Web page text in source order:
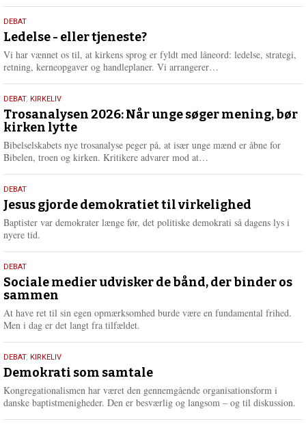
e
r
e
10.
juni
2026
DEBAT
Ledelse - eller tjeneste?
Vi har vænnet os til, at kirkens sprog er fyldt med låneord: ledelse, strategi,
retning, kerneopgaver og handleplaner. Vi arrangerer…
e
2.
juni
2026
DEBAT, KIRKELIV
Trosanalysen 2026: Når unge søger mening, bør
kirken lytte
Bibelselskabets nye trosanalyse peger på, at især unge mænd er åbne for
Bibelen, troen og kirken. Kritikere advarer mod at…
e
r
18.
maj
2026
DEBAT
Jesus gjorde demokratiet til virkelighed
Baptister var demokrater længe før, det politiske demokrati så dagens lys i
nyere tid.
18.
maj
2026
DEBAT
Sociale medier udvisker de bånd, der binder os
sammen
At have ret til sin egen opmærksomhed burde være en fundamental frihed.
Men i dag er det langt fra tilfældet.
18.
maj
2026
DEBAT, KIRKELIV
Demokrati som samtale
Kongregationalismen har været den gennemgående organisationsform i
danske baptistmenigheder. Den er besværlig og langsom – og til diskussion.